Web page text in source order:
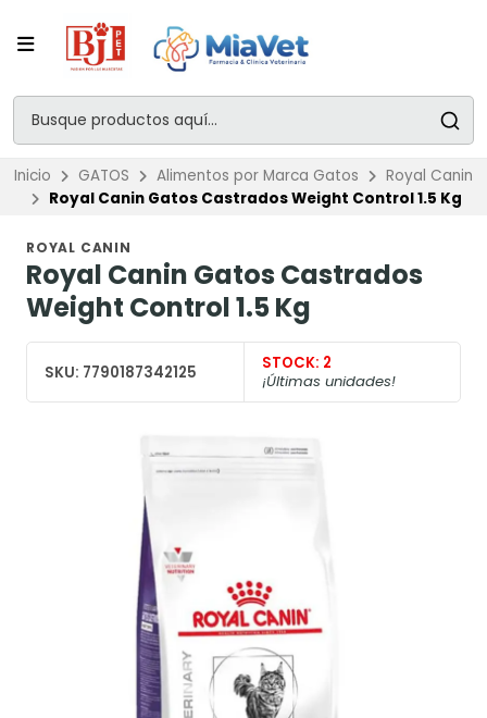
Inicio GATOS Alimentos por Marca Gatos
Royal Canin
Royal Canin Gatos Castrados Weight Control 1.5 Kg
ROYAL CANIN
Royal Canin Gatos Castrados
Weight Control 1.5 Kg
SKU: 7790187342125 STOCK: 2
¡Últimas unidades!